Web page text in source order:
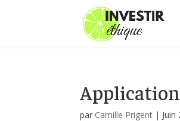
par Camille Prigent | Juin